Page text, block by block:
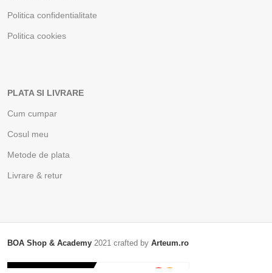
Politica confidentialitate
Politica cookies
PLATA SI LIVRARE
Cum cumpar
Cosul meu
Metode de plata
Livrare & retur
BOA Shop & Academy 2021 crafted by Arteum.ro